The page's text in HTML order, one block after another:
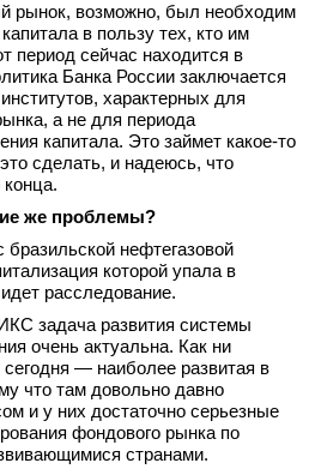
рынок, возможно, был необходим
в пользу тех, кто им
период сейчас находится в
Банка России заключается
характерных для
а не для периода
капитала. Это займет какое‑то
сделать, и надеюсь, что
же проблемы?
бразильской нефтегазовой
которой упала в
расследование.
задача развития системы
очень актуальна. Как ни
— наиболее развитая в
что там довольно давно
и у них достаточно серьезные
фондового рынка по
странами.